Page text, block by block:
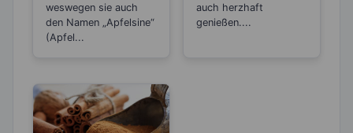
weswegen sie auch
den Namen „Apfelsine“
(Apfel...
auch herzhaft
genießen....